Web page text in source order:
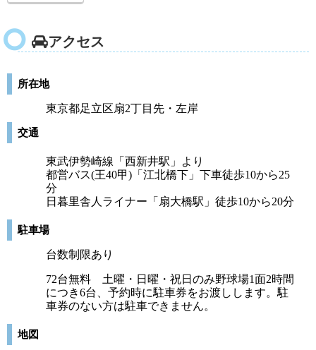
アクセス
所在地
東京都足立区扇2丁目先・左岸
交通
東武伊勢崎線「西新井駅」より
都営バス(王40甲)「江北橋下」下車徒歩10から25
分
日暮里舎人ライナー「扇大橋駅」徒歩10から20分
駐車場
台数制限あり
72台無料 土曜・日曜・祝日のみ野球場1面2時間
につき6台、予約時に駐車券をお渡しします。駐
車券のない方は駐車できません。
地図